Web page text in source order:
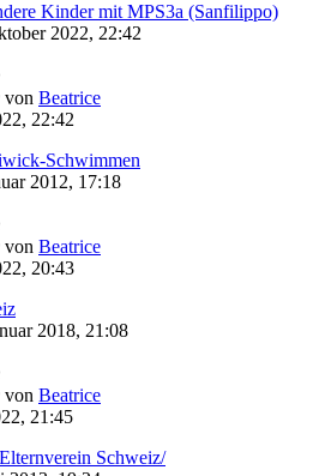
Kinder mit MPS3a (Sanfilippo)
2022, 22:42
von Beatrice
22:42
Schwimmen
2012, 17:18
von Beatrice
20:43
2018, 21:08
von Beatrice
21:45
Schweiz/